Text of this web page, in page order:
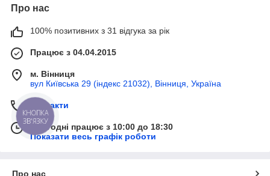
Про нас
100% позитивних з 31 відгука за рік
Працює з 04.04.2015
м. Вінниця
вул Київська 29 (індекс 21032), Вінниця, Україна
Контакти
Сьогодні працює з 10:00 до 18:30
Показати весь графік роботи
Про нас
КНОПКА
ЗВ'ЯЗКУ